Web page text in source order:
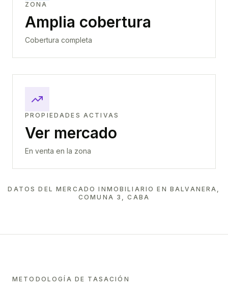
ZONA
Amplia cobertura
Cobertura completa
PROPIEDADES ACTIVAS
Ver mercado
En venta en la zona
DATOS DEL MERCADO INMOBILIARIO EN BALVANERA,
COMUNA 3, CABA
METODOLOGÍA DE TASACIÓN